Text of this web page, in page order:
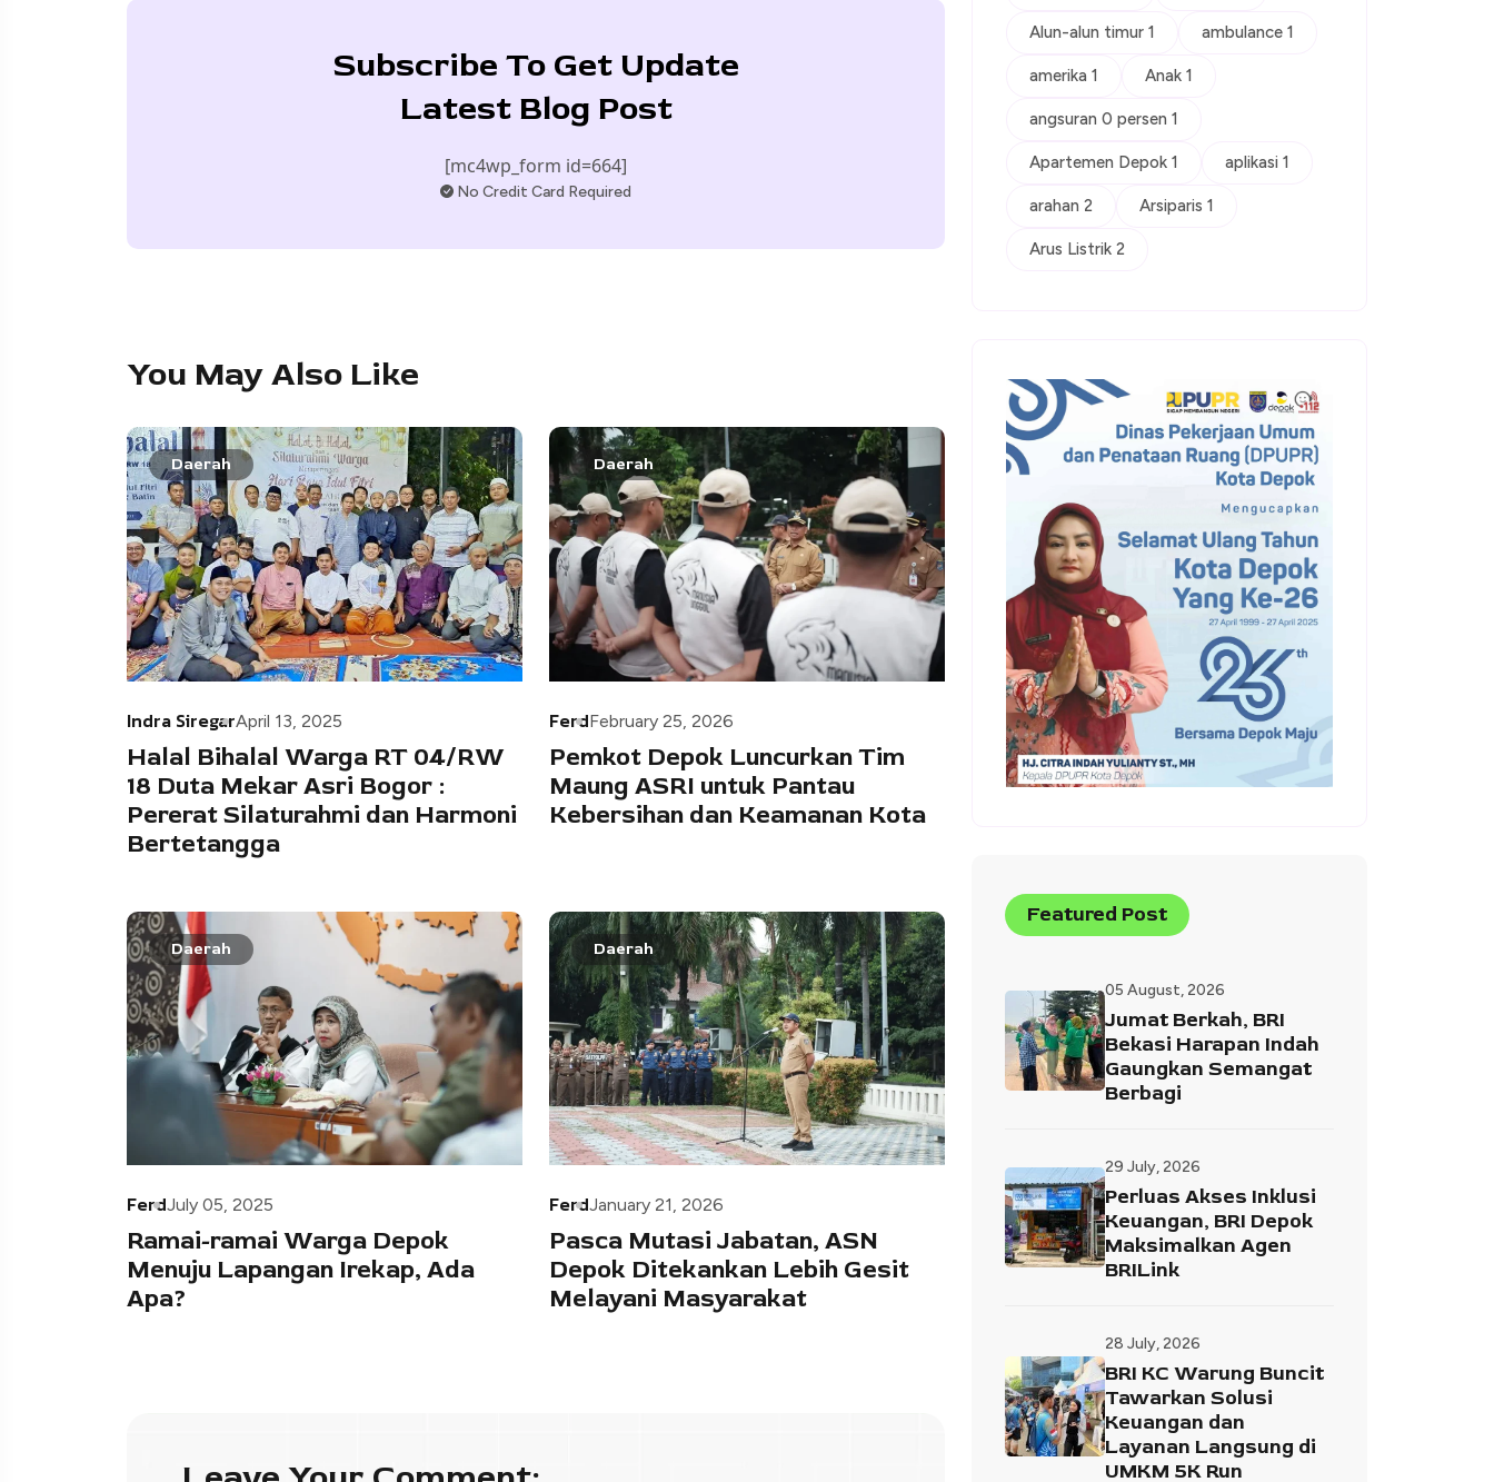
Subscribe To Get Update
Latest Blog Post
[mc4wp_form id=664]
No Credit Card Required
You May Also Like
Daerah
Indra SiregarApril 13, 2025
Halal Bihalal Warga RT 04/RW
18 Duta Mekar Asri Bogor :
Pererat Silaturahmi dan Harmoni
Bertetangga
Daerah
FerdFebruary 25, 2026
Pemkot Depok Luncurkan Tim
Maung ASRI untuk Pantau
Kebersihan dan Keamanan Kota
Daerah
FerdJuly 05, 2025
Ramai-ramai Warga Depok
Menuju Lapangan Irekap, Ada
Apa?
Daerah
FerdJanuary 21, 2026
Pasca Mutasi Jabatan, ASN
Depok Ditekankan Lebih Gesit
Melayani Masyarakat
Alun-alun timur 1 ambulance 1
amerika 1 Anak 1
angsuran 0 persen 1
Apartemen Depok 1 aplikasi 1
arahan 2 Arsiparis 1
Arus Listrik 2
Featured Post
05 August, 2026
Jumat Berkah, BRI
Bekasi Harapan Indah
Gaungkan Semangat
Berbagi
29 July, 2026
Perluas Akses Inklusi
Keuangan, BRI Depok
Maksimalkan Agen
BRILink
28 July, 2026
BRI KC Warung Buncit
Tawarkan Solusi
Keuangan dan
Layanan Langsung di
UMKM 5K Run